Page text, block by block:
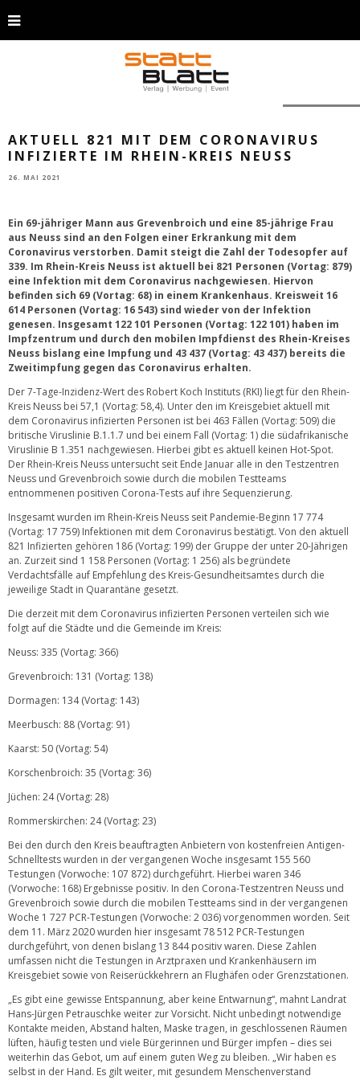
AKTUELL 821 MIT DEM CORONAVIRUS
INFIZIERTE IM RHEIN-KREIS NEUSS
26. MAI 2021
Ein 69-jähriger Mann aus Grevenbroich und eine 85-jährige Frau
aus Neuss sind an den Folgen einer Erkrankung mit dem
Coronavirus verstorben. Damit steigt die Zahl der Todesopfer auf
339. Im Rhein-Kreis Neuss ist aktuell bei 821 Personen (Vortag: 879)
eine Infektion mit dem Coronavirus nachgewiesen. Hiervon
befinden sich 69 (Vortag: 68) in einem Krankenhaus. Kreisweit 16
614 Personen (Vortag: 16 543) sind wieder von der Infektion
genesen. Insgesamt 122 101 Personen (Vortag: 122 101) haben im
Impfzentrum und durch den mobilen Impfdienst des Rhein-Kreises
Neuss bislang eine Impfung und 43 437 (Vortag: 43 437) bereits die
Zweitimpfung gegen das Coronavirus erhalten.
Der 7-Tage-Inzidenz-Wert des Robert Koch Instituts (RKI) liegt für den Rhein-
Kreis Neuss bei 57,1 (Vortag: 58,4). Unter den im Kreisgebiet aktuell mit
dem Coronavirus infizierten Personen ist bei 463 Fällen (Vortag: 509) die
britische Viruslinie B.1.1.7 und bei einem Fall (Vortag: 1) die südafrikanische
Viruslinie B 1.351 nachgewiesen. Hierbei gibt es aktuell keinen Hot-Spot.
Der Rhein-Kreis Neuss untersucht seit Ende Januar alle in den Testzentren
Neuss und Grevenbroich sowie durch die mobilen Testteams
entnommenen positiven Corona-Tests auf ihre Sequenzierung.
Insgesamt wurden im Rhein-Kreis Neuss seit Pandemie-Beginn 17 774
(Vortag: 17 759) Infektionen mit dem Coronavirus bestätigt. Von den aktuell
821 Infizierten gehören 186 (Vortag: 199) der Gruppe der unter 20-Jährigen
an. Zurzeit sind 1 158 Personen (Vortag: 1 256) als begründete
Verdachtsfälle auf Empfehlung des Kreis-Gesundheitsamtes durch die
jeweilige Stadt in Quarantäne gesetzt.
Die derzeit mit dem Coronavirus infizierten Personen verteilen sich wie
folgt auf die Städte und die Gemeinde im Kreis:
Neuss: 335 (Vortag: 366)
Grevenbroich: 131 (Vortag: 138)
Dormagen: 134 (Vortag: 143)
Meerbusch: 88 (Vortag: 91)
Kaarst: 50 (Vortag: 54)
Korschenbroich: 35 (Vortag: 36)
Jüchen: 24 (Vortag: 28)
Rommerskirchen: 24 (Vortag: 23)
Bei den durch den Kreis beauftragten Anbietern von kostenfreien Antigen-
Schnelltests wurden in der vergangenen Woche insgesamt 155 560
Testungen (Vorwoche: 107 872) durchgeführt. Hierbei waren 346
(Vorwoche: 168) Ergebnisse positiv. In den Corona-Testzentren Neuss und
Grevenbroich sowie durch die mobilen Testteams sind in der vergangenen
Woche 1 727 PCR-Testungen (Vorwoche: 2 036) vorgenommen worden. Seit
dem 11. März 2020 wurden hier insgesamt 78 512 PCR-Testungen
durchgeführt, von denen bislang 13 844 positiv waren. Diese Zahlen
umfassen nicht die Testungen in Arztpraxen und Krankenhäusern im
Kreisgebiet sowie von Reiserückkehrern an Flughäfen oder Grenzstationen.
„Es gibt eine gewisse Entspannung, aber keine Entwarnung“, mahnt Landrat
Hans-Jürgen Petrauschke weiter zur Vorsicht. Nicht unbedingt notwendige
Kontakte meiden, Abstand halten, Maske tragen, in geschlossenen Räumen
lüften, häufig testen und viele Bürgerinnen und Bürger impfen – dies sei
weiterhin das Gebot, um auf einem guten Weg zu bleiben. „Wir haben es
selbst in der Hand. Es gilt weiter, mit gesundem Menschenverstand